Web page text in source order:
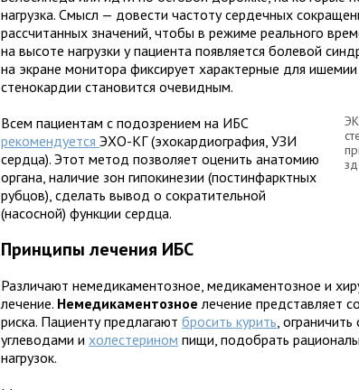
нагрузка. Смысл — довести частоту сердечных
рассчитанных значений, чтобы в режиме реального
на высоте нагрузки у пациента появляется болевой
на экране монитора фиксирует характерные для ишемии
стенокардии становится очевидным.
Всем пациентам с подозрением на ИБС
рекомендуетсяЭХО-КГ (эхокардиография, УЗИ
сердца). Этот метод позволяет оценить анатомию
органа, наличие зон гипокинезии (постинфарктных
рубцов), сделать вывод о сократительной
(насосной) функции сердца.
Принципы лечения ИБС
Различают немедикаментозное, медикаментозное и
лечение. Немедикаментозное лечение представляет
риска. Пациенту предлагаютбросить курить,
углеводами ихолестерином пищи, подобрать
нагрузок.